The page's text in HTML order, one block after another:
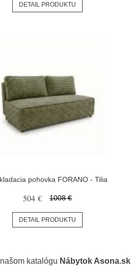
DETAIL PRODUKTU
pohovka FORANO - Tilia
504 € 1008 €
DETAIL PRODUKTU
katalógu Nábytok Asona.sk